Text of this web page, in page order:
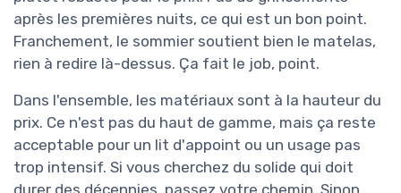
après les premières nuits, ce qui est un bon point.
Franchement, le sommier soutient bien le matelas,
rien à redire là-dessus. Ça fait le job, point.
Dans l'ensemble, les matériaux sont à la hauteur du
prix. Ce n'est pas du haut de gamme, mais ça reste
acceptable pour un lit d'appoint ou un usage pas
trop intensif. Si vous cherchez du solide qui doit